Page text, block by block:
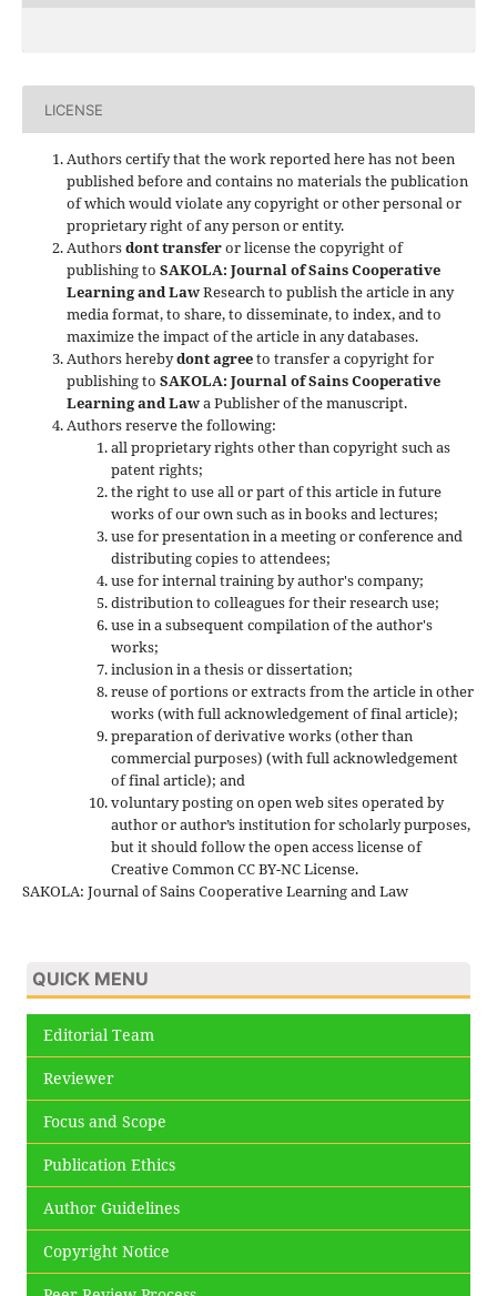
LICENSE
Authors certify that the work reported here has not been
published before and contains no materials the publication
of which would violate any copyright or other personal or
proprietary right of any person or entity.
Authorsdont transferor license the copyright of
publishing to SAKOLA: Journal of Sains Cooperative
Learning and LawResearch to publish the article in any
media format, to share, to disseminate, to index, and to
maximize the impact of the article in any databases.
Authors herebydont agreeto transfer a copyright for
publishing to SAKOLA: Journal of Sains Cooperative
Learning and Lawa Publisher of the manuscript.
Authors reserve the following:
all proprietary rights other than copyright such as
patent rights;
the right to use all or part of this article in future
works of our own such as in books and lectures;
use for presentation in a meeting or conference and
distributing copies to attendees;
use for internal training by author's company;
distribution to colleagues for their research use;
use in a subsequent compilation of the author's
works;
inclusion in a thesis or dissertation;
reuse of portions or extracts from the article in other
works (with full acknowledgement of final article);
preparation of derivative works (other than
commercial purposes) (with full acknowledgement
of final article); and
voluntary posting on open web sites operated by
author or author’s institution for scholarly purposes,
but it should follow the open access license of
Creative Common CC BY-NC License.
SAKOLA: Journal of Sains Cooperative Learning and Law
QUICK MENU
Editorial Team
Reviewer
Focus and Scope
Publication Ethics
Author Guidelines
Copyright Notice